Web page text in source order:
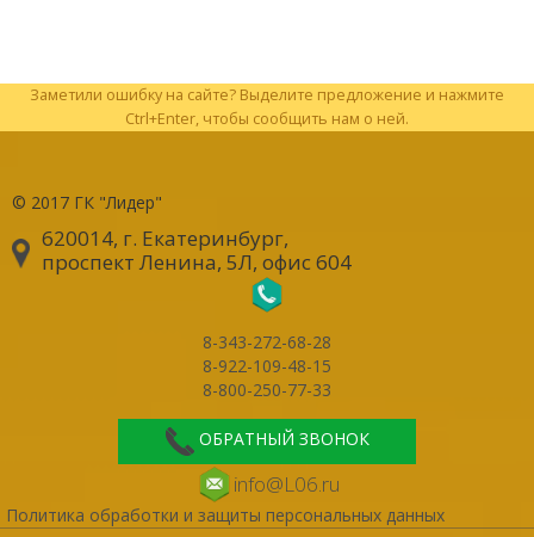
Заметили ошибку на сайте? Выделите предложение и нажмите
Ctrl+Enter, чтобы сообщить нам о ней.
© 2017 ГК "Лидер"
620014, г. Екатеринбург,
проспект Ленина, 5Л, офис 604
8-343-272-68-28
8-922-109-48-15
8-800-250-77-33
ОБРАТНЫЙ ЗВОНОК
info@L06.ru
Политика обработки и защиты персональных данных